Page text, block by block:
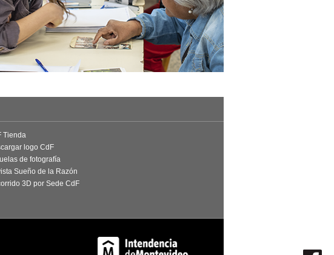
Tienda
logo CdF
de fotografía
Sueño de la Razón
3D por Sede CdF